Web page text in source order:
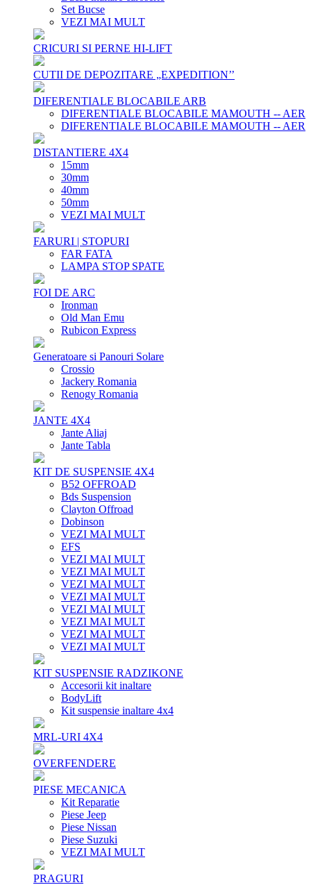
Set Bucse
VEZI MAI MULT
CRICURI SI PERNE HI-LIFT
CUTII DE DEPOZITARE „EXPEDITION’’
DIFERENTIALE BLOCABILE ARB
DIFERENTIALE BLOCABILE MAMOUTH -- AER
DIFERENTIALE BLOCABILE MAMOUTH -- AER
DISTANTIERE 4X4
15mm
30mm
40mm
50mm
VEZI MAI MULT
FARURI | STOPURI
FAR FATA
LAMPA STOP SPATE
FOI DE ARC
Ironman
Old Man Emu
Rubicon Express
Generatoare si Panouri Solare
Crossio
Jackery Romania
Renogy Romania
JANTE 4X4
Jante Aliaj
Jante Tabla
KIT DE SUSPENSIE 4X4
B52 OFFROAD
Bds Suspension
Clayton Offroad
Dobinson
VEZI MAI MULT
EFS
VEZI MAI MULT
VEZI MAI MULT
VEZI MAI MULT
VEZI MAI MULT
VEZI MAI MULT
VEZI MAI MULT
VEZI MAI MULT
VEZI MAI MULT
KIT SUSPENSIE RADZIKONE
Accesorii kit inaltare
BodyLift
Kit suspensie inaltare 4x4
MRL-URI 4X4
OVERFENDERE
PIESE MECANICA
Kit Reparatie
Piese Jeep
Piese Nissan
Piese Suzuki
VEZI MAI MULT
PRAGURI